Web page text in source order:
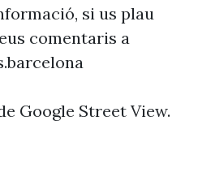
si us plau
comentaris a
Google Street View.